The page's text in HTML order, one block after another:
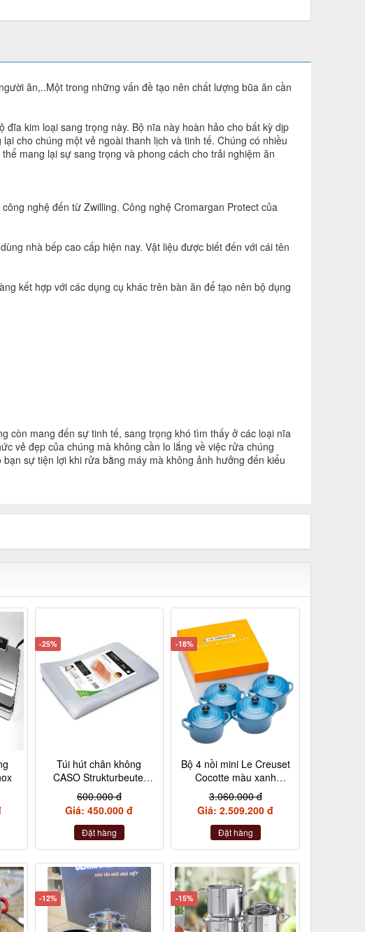
ăn,..Một trong những vấn đề tạo nên chất lượng bũa ăn cần
kim loại sang trọng này. Bộ nĩa này hoàn hảo cho bất kỳ dịp
cho chúng một vẻ ngoài thanh lịch và tinh tế. Chúng có nhiều
mang lại sự sang trọng và phong cách cho trải nghiệm ăn
nghệ đến từ Zwilling. Công nghệ Cromargan Protect của
nhà bếp cao cấp hiện nay. Vật liệu được biết đến với cái tên
kết hợp với các dụng cụ khác trên bàn ăn để tạo nên bộ dụng
còn mang đến sự tinh tế, sang trọng khó tìm thấy ở các loại nĩa
vẻ đẹp của chúng mà không cần lo lắng về việc rửa chúng
sự tiện lợi khi rửa bằng máy mà không ảnh hưởng đến kiểu
-25%
Túi hút chân không
CASO Strukturbeutel
20×30 cm, 50 Stück –
Made in Germany
(không hộp)
600.000 đ
Giá: 450.000 đ
Đặt hàng
-18%
Bộ 4 nồi mini Le Creuset
Cocotte màu xanh
Marseile
3.060.000 đ
Giá: 2.509.200 đ
Đặt hàng
-12% -15%